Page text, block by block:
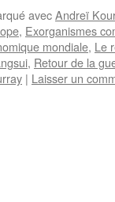
avecAndreï
, Exorganismes
mondiale, Le
, Retour de la
| Laisser un